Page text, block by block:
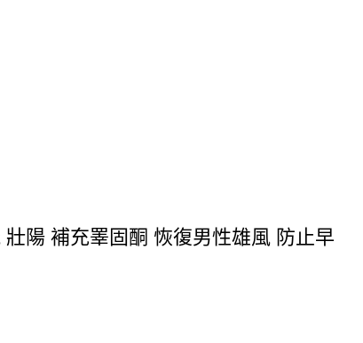
陽 補充睪固酮 恢復男性雄風 防止早